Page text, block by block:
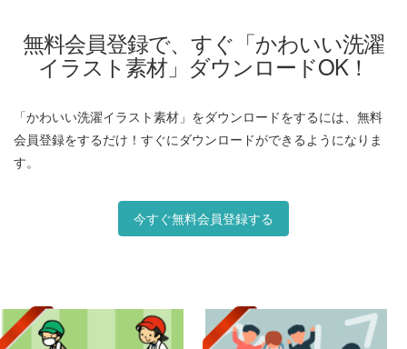
無料会員登録で、すぐ「かわいい洗濯
イラスト素材」ダウンロードOK！
「かわいい洗濯イラスト素材」をダウンロードをするには、無料
会員登録をするだけ！すぐにダウンロードができるようになりま
す。
今すぐ無料会員登録する